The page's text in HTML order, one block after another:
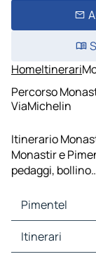
HomeItinerari
Percorso
ViaMichelin
Itinerario
Monastir e
pedaggi,
Pimentel
Pimentel
Pimentel Traffico
Itinerari